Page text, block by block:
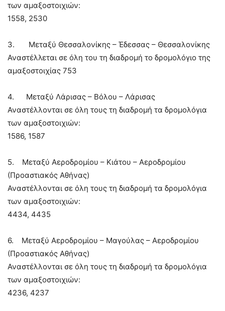
των αμαξοστοιχιών:
1558, 2530
3. Μεταξύ Θεσσαλονίκης – Έδεσσας – Θεσσαλονίκης
Αναστέλλεται σε όλη του τη διαδρομή το δρομολόγιο της
αμαξοστοιχίας 753
4. Μεταξύ Λάρισας – Βόλου – Λάρισας
Αναστέλλονται σε όλη τους τη διαδρομή τα δρομολόγια
των αμαξοστοιχιών:
1586, 1587
5. Μεταξύ Αεροδρομίου – Κιάτου – Αεροδρομίου
(Προαστιακός Αθήνας)
Αναστέλλονται σε όλη τους τη διαδρομή τα δρομολόγια
των αμαξοστοιχιών:
4434, 4435
6. Μεταξύ Αεροδρομίου – Μαγούλας – Αεροδρομίου
(Προαστιακός Αθήνας)
Αναστέλλονται σε όλη τους τη διαδρομή τα δρομολόγια
των αμαξοστοιχιών:
4236, 4237